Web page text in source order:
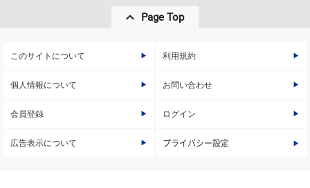
Page Top
このサイトについて 利用規約
個人情報について お問い合わせ
会員登録 ログイン
広告表示について プライバシー設定